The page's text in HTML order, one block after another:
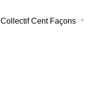
Collectif Cent Façons